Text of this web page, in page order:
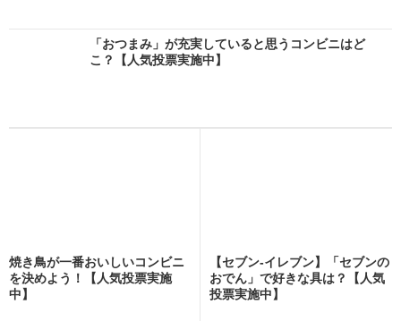
「おつまみ」が充実していると思うコンビニはど
こ？【人気投票実施中】
焼き鳥が一番おいしいコンビニ
を決めよう！【人気投票実施
中】
【セブン-イレブン】「セブンの
おでん」で好きな具は？【人気
投票実施中】